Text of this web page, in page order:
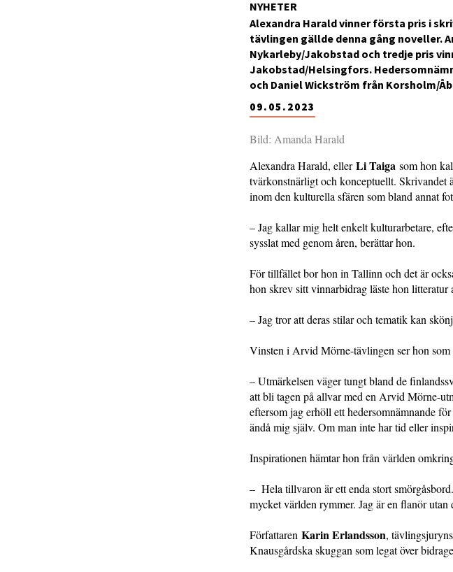
NYHETER
09.05.2023
Alexandra Harald vinner första pris i
tävlingen gällde denna gång noveller.
Nykarleby/Jakobstad och tredje pris
Jakobstad/Helsingfors.
och Daniel Wickström från Korsholm/
Bild: Amanda Harald
Alexandra Harald, ellerLi Taiga som hon
tvärkonstnärligt och konceptuellt. Skrivandet
inom den kulturella sfären som bland annat
– Jag kallar mig helt enkelt kulturarbetare,
sysslat med genom åren, berättar hon.
För tillfället bor hon in Tallinn och det är
hon skrev sitt vinnarbidrag läste hon
– Jag tror att deras stilar och tematik kan
Vinsten i Arvid Mörne-tävlingen ser hon som
– Utmärkelsen väger tungt bland de
att bli tagen på allvar med en Arvid Mörne-
eftersom jag erhöll ett hedersomnämnande
ändå mig själv. Om man inte har tid eller
Inspirationen hämtar hon från världen
– Hela tillvaron är ett enda stort
mycket världen rymmer. Jag är en flanör utan
Författaren Karin Erlandsson,
Knausgårdska skuggan som legat över